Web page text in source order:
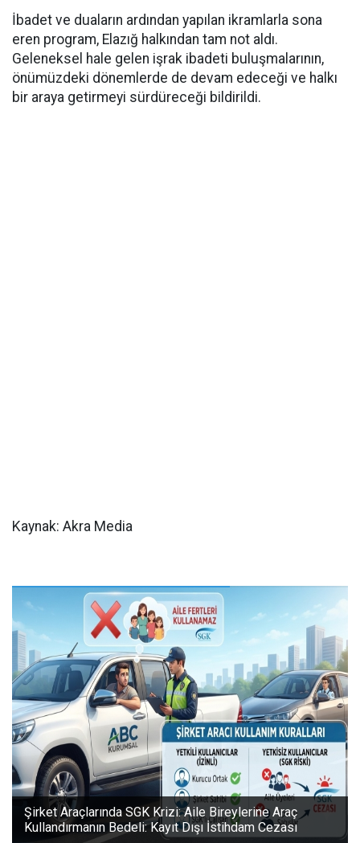
İbadet ve duaların ardından yapılan ikramlarla sona
eren program, Elazığ halkından tam not aldı.
Geleneksel hale gelen işrak ibadeti buluşmalarının,
önümüzdeki dönemlerde de devam edeceği ve halkı
bir araya getirmeyi sürdüreceği bildirildi.
Kaynak: Akra Media